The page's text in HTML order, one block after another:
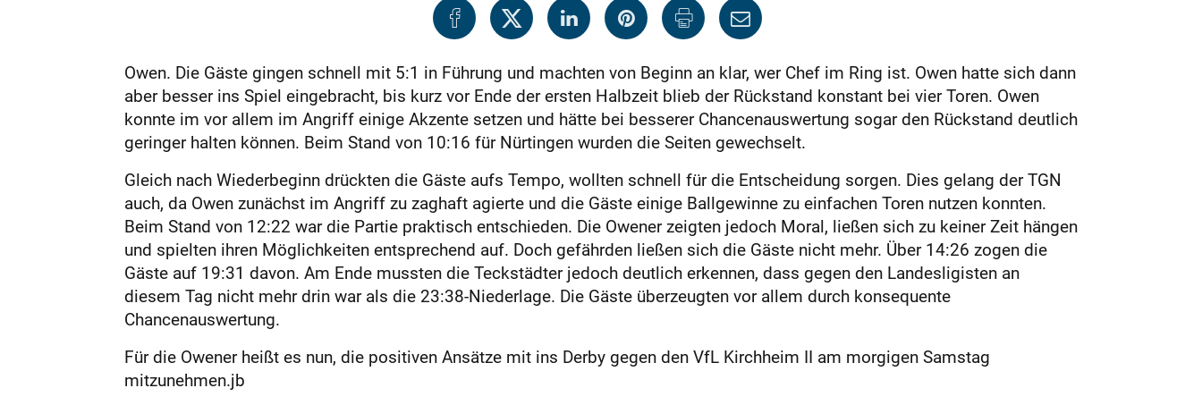
Owen. Die Gäste gingen schnell mit 5:1 in Führung und machten von Beginn an klar, wer Chef im Ring ist. Owen hatte sich dann
aber besser ins Spiel eingebracht, bis kurz vor Ende der ersten Halbzeit blieb der Rückstand konstant bei vier Toren. Owen
konnte im vor allem im Angriff einige Akzente setzen und hätte bei besserer Chancenauswertung sogar den Rückstand deutlich
geringer halten können. Beim Stand von 10:16 für Nürtingen wurden die Seiten gewechselt.
Gleich nach Wiederbeginn drückten die Gäste aufs Tempo, wollten schnell für die Entscheidung sorgen. Dies gelang der TGN
auch, da Owen zunächst im Angriff zu zaghaft agierte und die Gäste einige Ballgewinne zu einfachen Toren nutzen konnten.
Beim Stand von 12:22 war die Partie praktisch entschieden. Die Owener zeigten jedoch Moral, ließen sich zu keiner Zeit hängen
und spielten ihren Möglichkeiten entsprechend auf. Doch gefährden ließen sich die Gäste nicht mehr. Über 14:26 zogen die
Gäste auf 19:31 davon. Am Ende mussten die Teckstädter jedoch deutlich erkennen, dass gegen den Landesligisten an
diesem Tag nicht mehr drin war als die 23:38-Niederlage. Die Gäste überzeugten vor allem durch konsequente
Chancenauswertung.
Für die Owener heißt es nun, die positiven Ansätze mit ins Derby gegen den VfL Kirchheim II am morgigen Samstag
mitzunehmen.jb